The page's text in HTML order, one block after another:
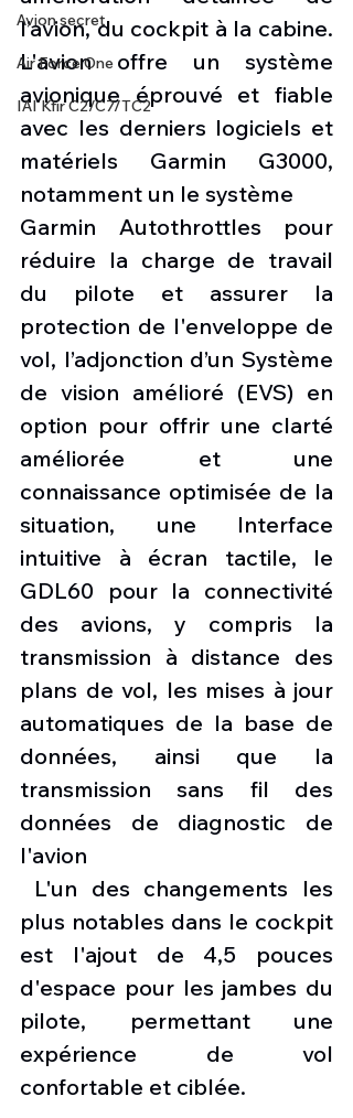
Avion secret
Air Force One
IAI Kfir C2/C7/TC2
l’avion, du cockpit à la cabine.
L'avion offre un système
avionique éprouvé et fiable
avec les derniers logiciels et
matériels Garmin G3000,
notamment un le système
Garmin Autothrottles pour
réduire la charge de travail
du pilote et assurer la
protection de l'enveloppe de
vol, l’adjonction d’un Système
de vision amélioré (EVS) en
option pour offrir une clarté
améliorée et une
connaissance optimisée de la
situation, une Interface
intuitive à écran tactile, le
GDL60 pour la connectivité
des avions, y compris la
transmission à distance des
plans de vol, les mises à jour
automatiques de la base de
données, ainsi que la
transmission sans fil des
données de diagnostic de
l'avion
plus notables dans le cockpit
est l'ajout de 4,5 pouces
d'espace pour les jambes du
pilote, permettant une
expérience de vol
confortable et ciblée.